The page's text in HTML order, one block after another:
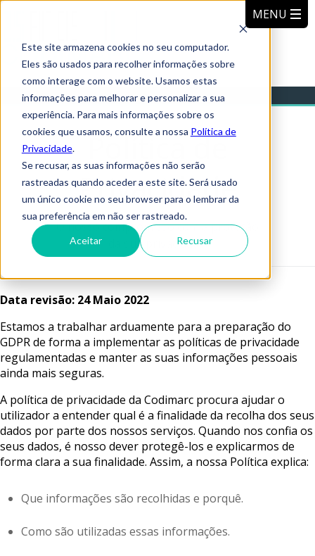
Este site armazena cookies no seu computador.
Eles são usados para recolher informações sobre
como interage com o website. Usamos estas
informações para melhorar e personalizar a sua
experiência. Para mais informações sobre os
cookies que usamos, consulte a nossa Política de
Privacidade.
Se recusar, as suas informações não serão
rastreadas quando aceder a este site. Será usado
um único cookie no seu browser para o lembrar da
sua preferência em não ser rastreado.
Aceitar Recusar
Política de
Privacidade
O nosso compromisso com a proteção
da sua privacidade.
Data revisão: 24 Maio 2022
Estamos a trabalhar arduamente para a preparação do
GDPR de forma a implementar as políticas de privacidade
regulamentadas e manter as suas informações pessoais
ainda mais seguras.
A política de privacidade da Codimarc procura ajudar o
utilizador a entender qual é a finalidade da recolha dos seus
dados por parte dos nossos serviços. Quando nos confia os
seus dados, é nosso dever protegê-los e explicarmos de
forma clara a sua finalidade. Assim, a nossa Política explica:
Que informações são recolhidas e porquê.
Como são utilizadas essas informações.